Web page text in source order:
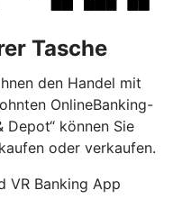
Tasche
den Handel mit
OnlineBanking-
Depot“ können Sie
oder verkaufen.
VR Banking App